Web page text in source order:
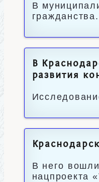
В
гражданства.
В
развития
В него
нацпроекта